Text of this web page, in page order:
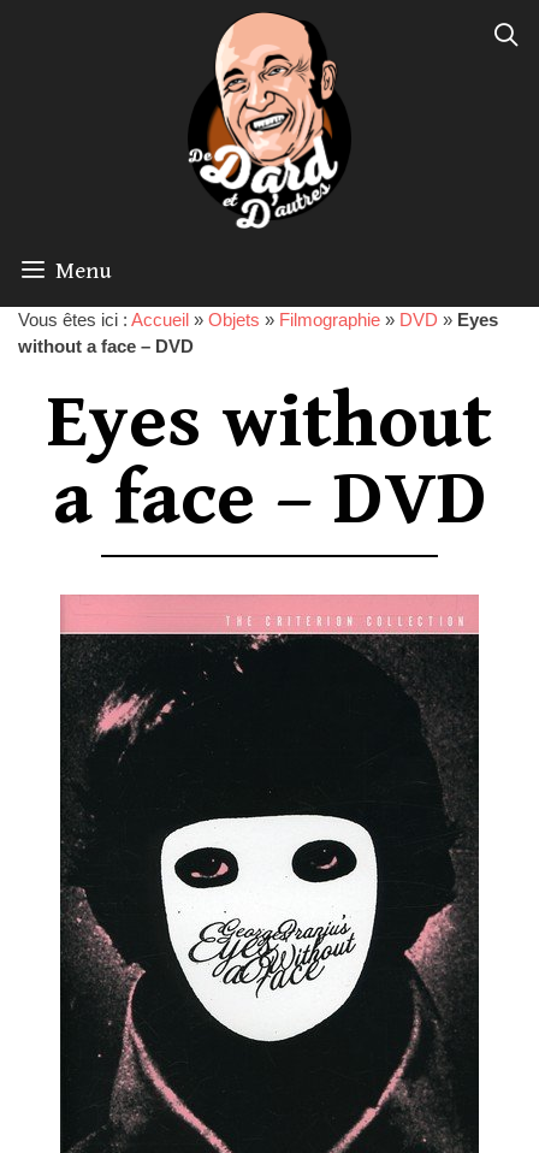
Menu
Vous êtes ici : Accueil » Objets » Filmographie » DVD » Eyes
without a face – DVD
Eyes without
a face – DVD